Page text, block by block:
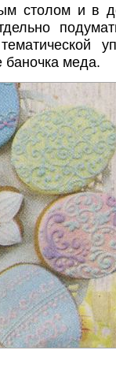
столом и в
баночка меда.